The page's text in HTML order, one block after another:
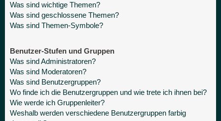
Was sind wichtige Themen?
Was sind geschlossene Themen?
Was sind Themen-Symbole?
Benutzer-Stufen und Gruppen
Was sind Administratoren?
Was sind Moderatoren?
Was sind Benutzergruppen?
Wo finde ich die Benutzergruppen und wie trete ich ihnen bei?
Wie werde ich Gruppenleiter?
Weshalb werden verschiedene Benutzergruppen farbig